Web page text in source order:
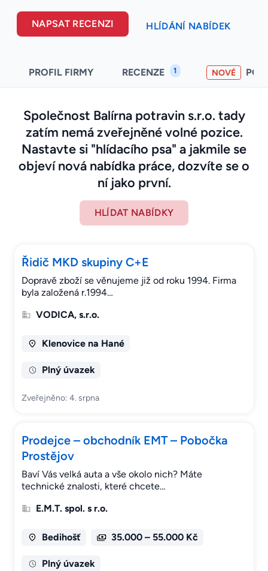
NAPSAT RECENZI HLÍDÁNÍ NABÍDEK
PROFIL FIRMY RECENZE 1 NOVÉ
Společnost Balírna potravin s.r.o. tady
zatím nemá zveřejněné volné pozice.
Nastavte si "hlídacího psa" a jakmile se
objeví nová nabídka práce, dozvíte se o
ní jako první.
HLÍDAT NABÍDKY
Řidič MKD skupiny C+E
Dopravě zboží se věnujeme již od roku 1994. Firma
byla založená r.1994…
VODICA, s.r.o.
Klenovice na Hané
Plný úvazek
Zveřejněno: 4. srpna
Prodejce – obchodník EMT – Pobočka
Prostějov
Baví Vás velká auta a vše okolo nich? Máte
technické znalosti, které chcete…
E.M.T. spol. s r.o.
Bedihošť 35.000 – 55.000 Kč
Plný úvazek